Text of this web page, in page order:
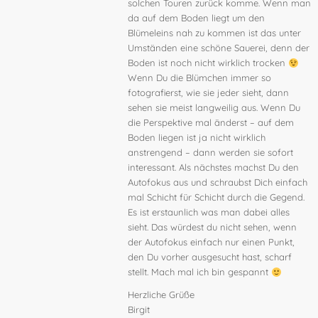
solchen Touren zurück komme. Wenn man
da auf dem Boden liegt um den
Blümeleins nah zu kommen ist das unter
Umständen eine schöne Sauerei, denn der
Boden ist noch nicht wirklich trocken
Wenn Du die Blümchen immer so
fotografierst, wie sie jeder sieht, dann
sehen sie meist langweilig aus. Wenn Du
die Perspektive mal änderst – auf dem
Boden liegen ist ja nicht wirklich
anstrengend – dann werden sie sofort
interessant. Als nächstes machst Du den
Autofokus aus und schraubst Dich einfach
mal Schicht für Schicht durch die Gegend.
Es ist erstaunlich was man dabei alles
sieht. Das würdest du nicht sehen, wenn
der Autofokus einfach nur einen Punkt,
den Du vorher ausgesucht hast, scharf
stellt. Mach mal ich bin gespannt
Herzliche Grüße
Birgit